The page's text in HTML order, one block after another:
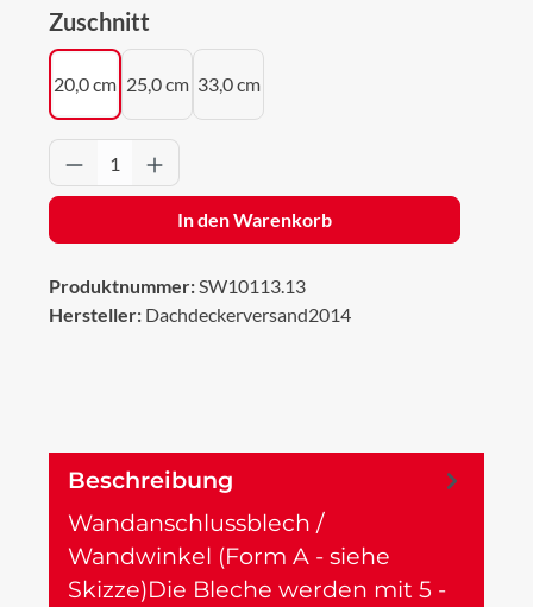
Zuschnitt
20,0 cm 25,0 cm 33,0 cm
Produkt Anzahl: Gib den gewünschten
In den Warenkorb
Produktnummer:SW10113.13
Hersteller: Dachdeckerversand2014
Beschreibung
Wandanschlussblech /
Wandwinkel (Form A - siehe
Skizze)Die Bleche werden mit 5 -